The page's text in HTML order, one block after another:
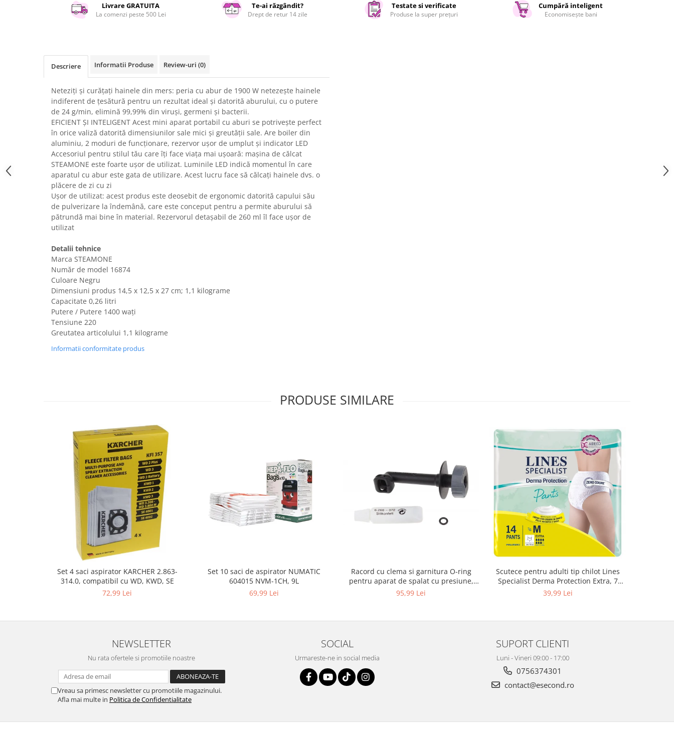
Scule electrice si unelte
Textile si covoare
Uscatoare rufe
Laptop, Tablete & Telefoane
Accesorii tablete
Laptopuri si Accesorii
Telefoane Mobile & accesorii
Wearable & Gadgeturi
Electrocasnice & Climatizare
Accesorii si piese masini spalat
rufe si uscatoare
Accesorii si piese masini spalat
Aparate Frigorifice
Aragaze si cuptoare cu microunde
Climatizare & sisteme de incalzire
Electrocasnice pentru Bucatarie
Fiare de calcat si masini de cusut
Ingrijire Locuinta
Purificatoare de aer
Imbracaminte femei
Imbracaminte si Incaltaminte copii
Incaltaminte barbati
Gaming, Carti & Birotica
Console, Jocuri & Accesorii
Ingrijire personala & Cosmetice
Accesorii aparate de ras electrice
Accesorii aparate hair styling
Aparate cosmetice
Cosmetice si produse ingrijire
Jucarii, Copii & Bebe
Hrana bebelusi
Livrare GRATUITA
La comenzi peste 500 Lei
Te-ai răzgândit?
Drept de retur 14 zile
Testate si verificate
Produse la super prețuri
Cumpără inteligent
Economisește bani
Descriere Informatii Produse Review-uri (0)
Neteziți și curățați hainele din mers: peria cu abur de 1900 W netezește hainele
indiferent de țesătură pentru un rezultat ideal și datorită aburului, cu o putere
de 24 g/min, elimină 99,99% din viruși, germeni și bacterii.
EFICIENT ȘI INTELIGENT Acest mini aparat portabil cu aburi se potrivește perfect
în orice valiză datorită dimensiunilor sale mici și greutății sale. Are boiler din
aluminiu, 2 moduri de funcționare, rezervor ușor de umplut și indicator LED
Accesoriul pentru stilul tău care îți face viața mai ușoară: mașina de călcat
STEAMONE este foarte ușor de utilizat. Luminile LED indică momentul în care
aparatul cu abur este gata de utilizare. Acest lucru face să călcați hainele dvs. o
plăcere de zi cu zi
Ușor de utilizat: acest produs este deosebit de ergonomic datorită capului său
de pulverizare la îndemână, care este conceput pentru a permite aburului să
pătrundă mai bine în material. Rezervorul detașabil de 260 ml îl face ușor de
utilizat
Detalii tehnice
Marca STEAMONE
Număr de model 16874
Culoare Negru
Dimensiuni produs ‎14,5 x 12,5 x 27 cm; 1,1 kilograme
Capacitate 0,26 litri
Putere / Putere 1400 wați
Tensiune 220
Greutatea articolului 1,1 kilograme
Informatii conformitate produs
PRODUSE SIMILARE
Set 4 saci aspirator KARCHER 2.863-
314.0, compatibil cu WD, KWD, SE
72,99 Lei
Set 10 saci de aspirator NUMATIC
604015 NVM-1CH, 9L
69,99 Lei
Racord cu clema si garnitura O-ring
pentru aparat de spalat cu presiune,
KARCHER 4.064-047.0, K2, K3, K4
95,99 Lei
Scutece pentru adulti tip chilot Lines
Specialist Derma Protection Extra, 7
picaturi, marimea M, 14 bucati
39,99 Lei
NEWSLETTER
Nu rata ofertele si promotiile noastre
Vreau sa primesc newsletter cu promotiile magazinului.
Afla mai multe in Politica de Confidentialitate
SOCIAL
Urmareste-ne in social media
SUPORT CLIENTI
Luni - Vineri 09:00 - 17:00
0756374301
contact@esecond.ro